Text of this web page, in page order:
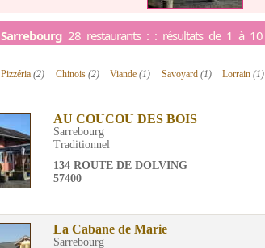
Sarrebourg 28 restaurants : : résultats de 1 à 10
Pizzéria(2) Chinois (2) Viande(1) Savoyard (1) Lorrain (1)
AU COUCOU DES BOIS
Sarrebourg
Traditionnel
134 ROUTE DE DOLVING
57400
La Cabane de Marie
Sarrebourg